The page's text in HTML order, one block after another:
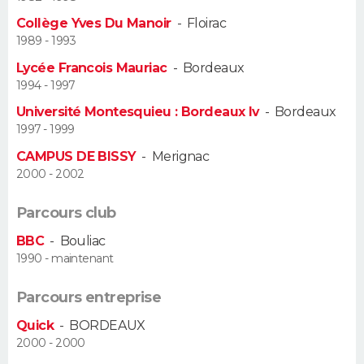
Alimentation
Guide de la santé
Maladies
Médicaments
Sommeil
VOYAGE
Destinations
City break
Voyage nature
Voyage de noces
Forum
Climat
+
PHOTO
GUIDES D'ACHAT
BONS PLANS
Carte de Noël
Carte Bonne année
Carte Saint-Valentin
Carte Pâques
Carte d'anniversaire
Dictionnaire
Biographies
Citations
Expressions
Proverbes
PROGRAMME TV
COPAINS D'AVANT
S'inscrire
Se connecter
Lycées
Collèges
Primaires
Universités
Entreprises
Service militaire
Avis de recherche
AVIS DE DÉCÈS
Collège Yves Du Manoir- Floirac
1989 - 1993
Lycée Francois Mauriac- Bordeaux
1994 - 1997
Université Montesquieu : Bordeaux Iv- Bordeaux
1997 - 1999
CAMPUS DE BISSY- Merignac
2000 - 2002
Parcours club
BBC- Bouliac
1990 - maintenant
Parcours entreprise
Quick- BORDEAUX
2000 - 2000